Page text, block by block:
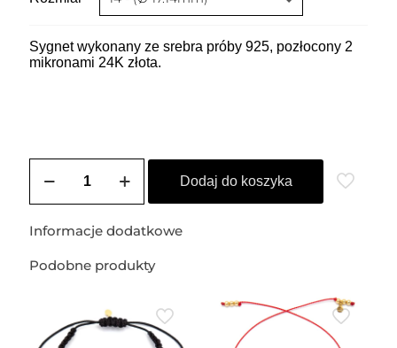
Sygnet wykonany ze srebra próby 925, pozłocony 2
mikronami 24K złota.
Sygnet
Dodaj do koszyka
Informacje dodatkowe
Podobne produkty